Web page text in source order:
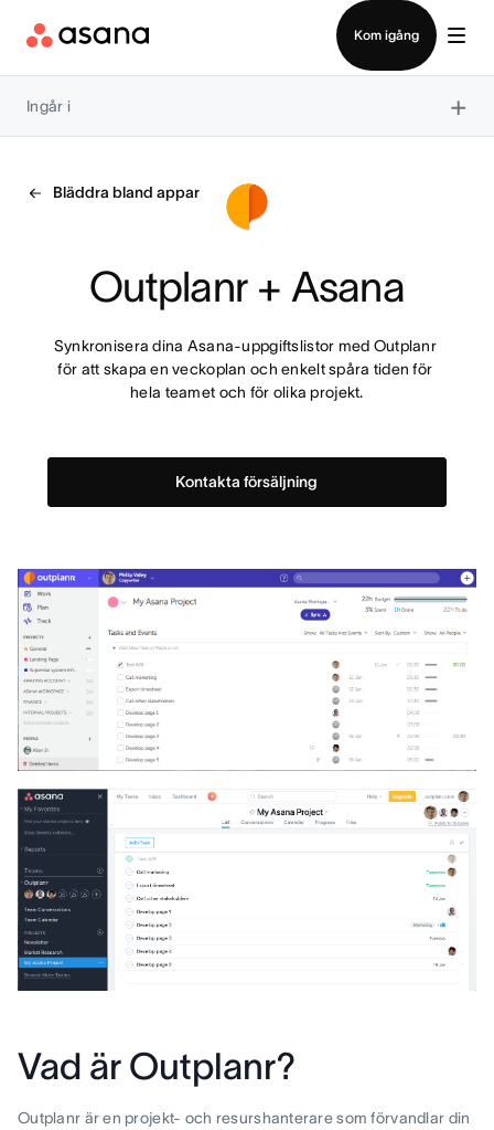
Kom igång
Ingår i ×
Bläddra bland appar
Outplanr + Asana
Synkronisera dina Asana-uppgiftslistor med Outplanr
för att skapa en veckoplan och enkelt spåra tiden för
hela teamet och för olika projekt.
Kontakta försäljning
Vad är Outplanr?
Outplanr är en projekt- och resurshanterare som förvandlar din